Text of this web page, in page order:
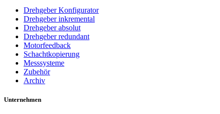
Drehgeber Konfigurator
Drehgeber inkremental
Drehgeber absolut
Drehgeber redundant
Motorfeedback
Schachtkopierung
Messsysteme
Zubehör
Archiv
Unternehmen